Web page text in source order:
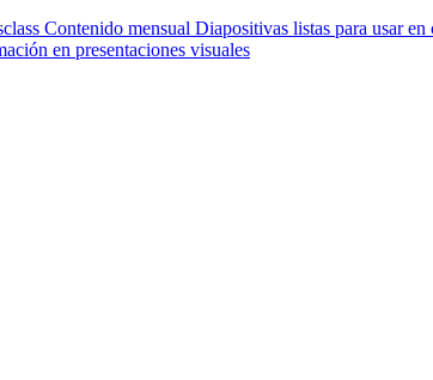
Contenido mensual Diapositivas listas para usar
en presentaciones visuales